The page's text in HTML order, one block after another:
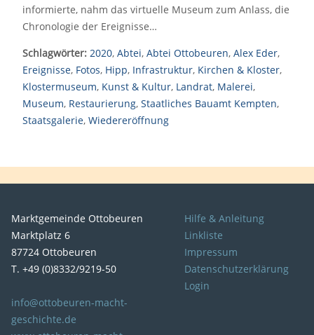
informierte, nahm das virtuelle Museum zum Anlass, die
Chronologie der Ereignisse…
Schlagwörter: 2020, Abtei, Abtei Ottobeuren, Alex Eder,
Ereignisse, Fotos, Hipp, Infrastruktur, Kirchen & Kloster,
Klostermuseum, Kunst & Kultur, Landrat, Malerei,
Museum, Restaurierung, Staatliches Bauamt Kempten,
Staatsgalerie, Wiedereröffnung
Marktgemeinde Ottobeuren
Marktplatz 6
87724 Ottobeuren
T. +49 (0)8332/9219-50
info@ottobeuren-macht-
geschichte.de
Hilfe & Anleitung
Linkliste
Impressum
Datenschutzerklärung
Login